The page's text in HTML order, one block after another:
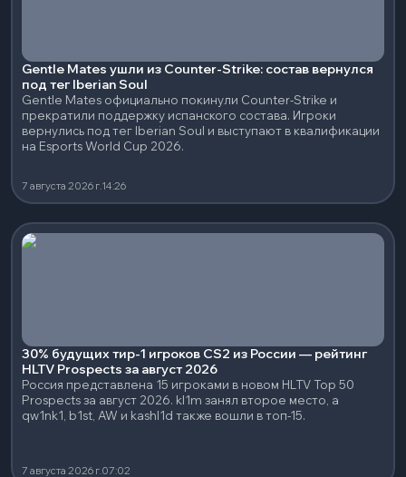
Gentle Mates ушли из Counter-Strike: состав вернулся
под тег Iberian Soul
Gentle Mates официально покинули Counter-Strike и
прекратили поддержку испанского состава. Игроки
вернулись под тег Iberian Soul и выступают в квалификации
на Esports World Cup 2026.
7 августа 2026 г.14:26
30% будущих тир-1 игроков CS2 из России — рейтинг
HLTV Prospects за август 2026
Россия представлена 15 игроками в новом HLTV Top 50
Prospects за август 2026. kl1m занял второе место, а
qw1nk1, b1st, AW и kashl1d также вошли в топ-15.
7 августа 2026 г.07:02